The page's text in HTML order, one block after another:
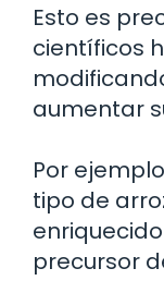
Esto es
científicos
aumentar
Por
tipo de
precursor